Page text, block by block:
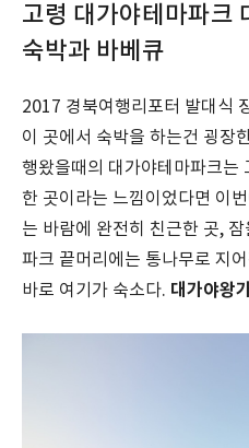
고령 대가야테마파크
숙박과 바베큐
2017 경북여행리포터 발대식
이 곳에서 숙박을 하는건 굉장
행왔을때의 대가야테마파크는
한 곳이라는 느낌이었다면 이
는 바람에 완전히 친근한 곳,
파크 끝머리에는 통나무로 지
바로 여기가 숙소다. 대가야왕